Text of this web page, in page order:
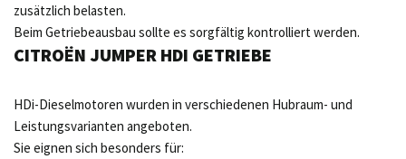
zusätzlich belasten.
Beim Getriebeausbau sollte es sorgfältig kontrolliert werden.
CITROËN JUMPER HDI GETRIEBE
HDi-Dieselmotoren wurden in verschiedenen Hubraum- und
Leistungsvarianten angeboten.
Sie eignen sich besonders für: